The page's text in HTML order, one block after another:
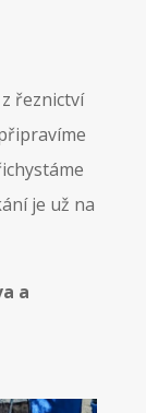
řeznictví
je už na
a